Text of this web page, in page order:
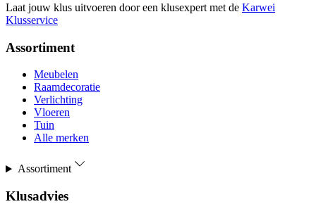
Laat jouw klus uitvoeren door een klusexpert met de Karwei
Klusservice
Assortiment
Meubelen
Raamdecoratie
Verlichting
Vloeren
Tuin
Alle merken
Assortiment
Klusadvies